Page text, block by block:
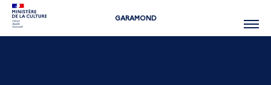
GARAMOND Menu